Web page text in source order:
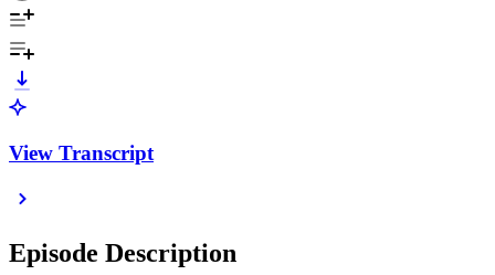
View Transcript
Episode Description